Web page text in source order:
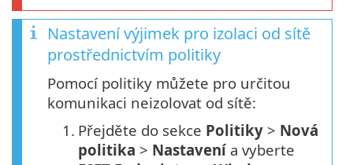
Nastavení výjimek pro izolaci od sítě
prostřednictvím politiky
Pomocí politiky můžete pro určitou
komunikaci neizolovat od sítě:
1. Přejděte do sekce Politiky > Nová
politika > Nastavenía vyberte